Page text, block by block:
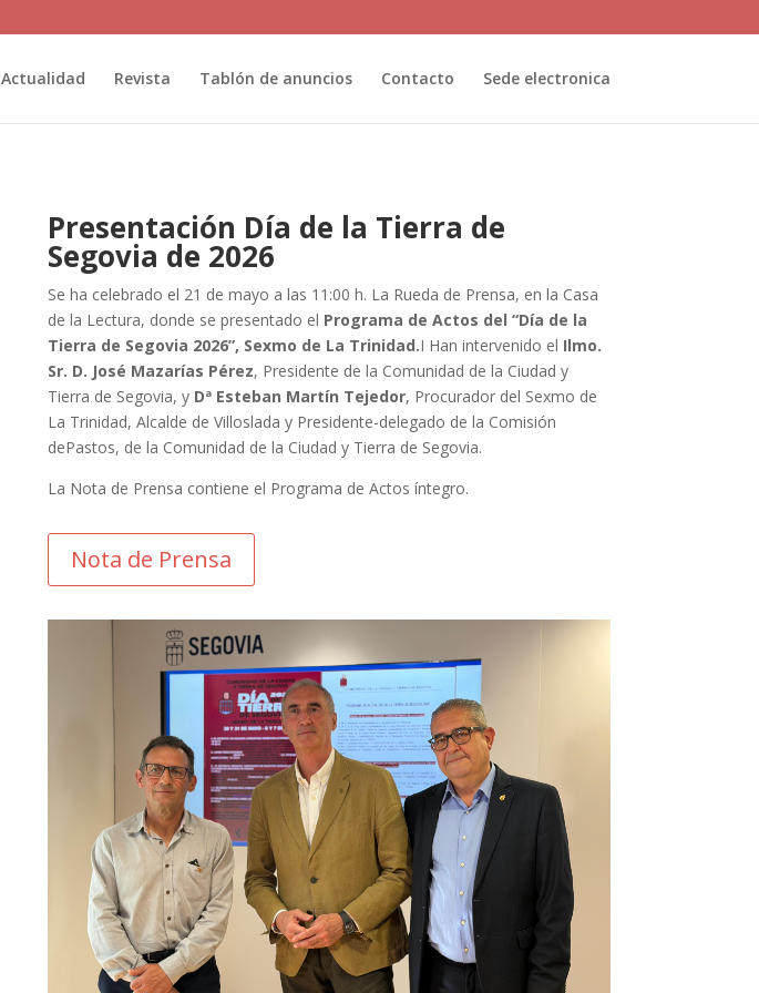
Actualidad Revista Tablón de anuncios Contacto Sede electronica
Presentación Día de la Tierra de
Segovia de 2026
Se ha celebrado el 21 de mayo a las 11:00 h. La Rueda de Prensa, en la Casa
de la Lectura, donde se presentado el Programa de Actos del “Día de la
Tierra de Segovia 2026”, Sexmo de La Trinidad.I Han intervenido el Ilmo.
Sr. D. José Mazarías Pérez, Presidente de la Comunidad de la Ciudad y
Tierra de Segovia, y Dª Esteban Martín Tejedor, Procurador del Sexmo de
La Trinidad, Alcalde de Villoslada y Presidente-delegado de la Comisión
dePastos, de la Comunidad de la Ciudad y Tierra de Segovia.
La Nota de Prensa contiene el Programa de Actos íntegro.
Nota de Prensa